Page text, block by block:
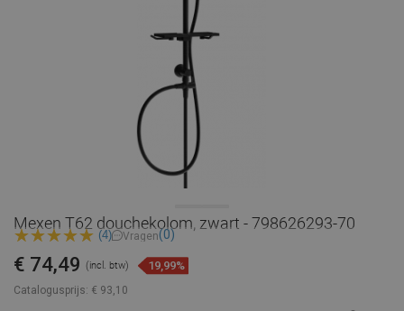
Mexen T62 douchekolom, zwart - 798626293-70
(4) Vragen(0)
Catalogusprijs: € 93,10
€ 74,49 (incl. btw) 19,99%